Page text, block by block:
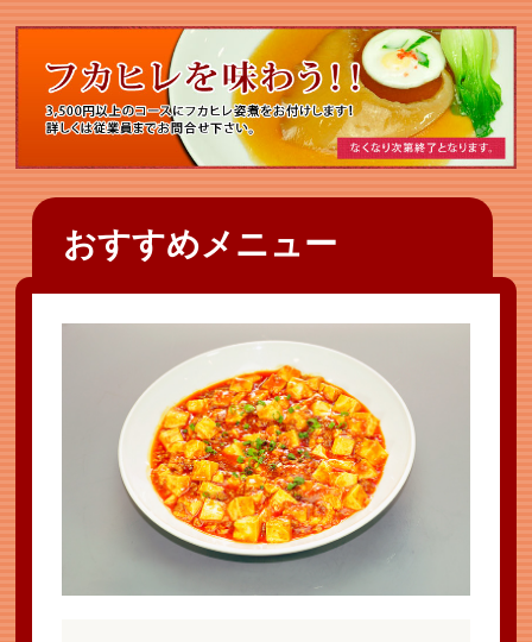
おすすめメニュー